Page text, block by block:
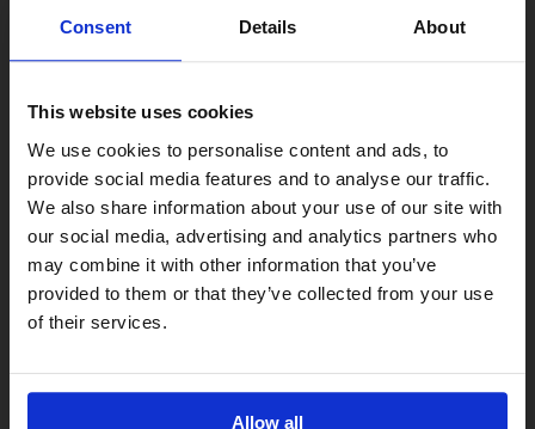
Consent Details About
This website uses cookies
We use cookies to personalise content and ads, to
provide social media features and to analyse our traffic.
We also share information about your use of our site with
our social media, advertising and analytics partners who
may combine it with other information that you’ve
provided to them or that they’ve collected from your use
of their services.
Allow all